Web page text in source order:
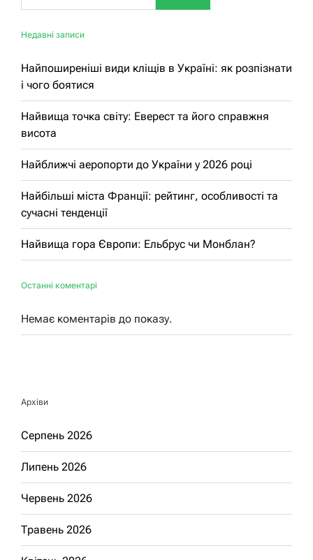
Недавні записи
Найпоширеніші види кліщів в Україні: як розпізнати
і чого боятися
Найвища точка світу: Еверест та його справжня
висота
Найближчі аеропорти до України у 2026 році
Найбільші міста Франції: рейтинг, особливості та
сучасні тенденції
Найвища гора Європи: Ельбрус чи Монблан?
Останні коментарі
Немає коментарів до показу.
Архіви
Серпень 2026
Липень 2026
Червень 2026
Травень 2026